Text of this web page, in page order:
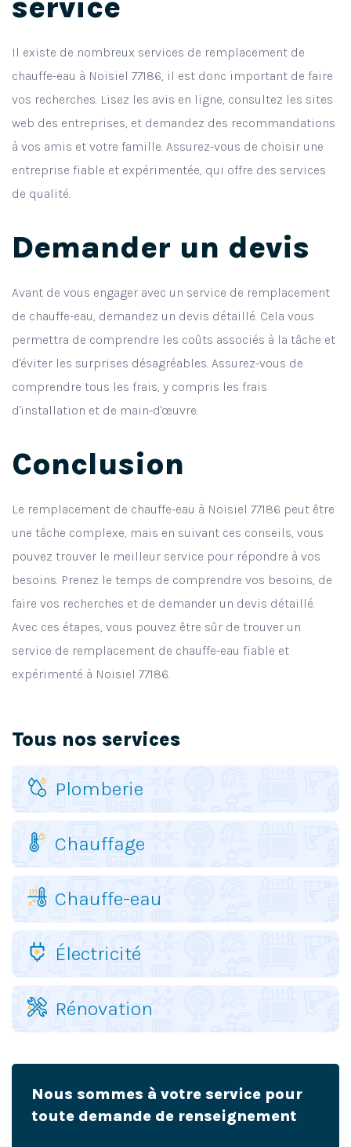
Il existe de nombreux services de remplacement de
chauffe-eau à Noisiel 77186, il est donc important de faire
vos recherches. Lisez les avis en ligne, consultez les sites
web des entreprises, et demandez des recommandations
à vos amis et votre famille. Assurez-vous de choisir une
entreprise fiable et expérimentée, qui offre des services
de qualité.
Demander un devis
Avant de vous engager avec un service de remplacement
de chauffe-eau, demandez un devis détaillé. Cela vous
permettra de comprendre les coûts associés à la tâche et
d'éviter les surprises désagréables. Assurez-vous de
comprendre tous les frais, y compris les frais
d'installation et de main-d'œuvre.
Conclusion
Le remplacement de chauffe-eau à Noisiel 77186 peut être
une tâche complexe, mais en suivant ces conseils, vous
pouvez trouver le meilleur service pour répondre à vos
besoins. Prenez le temps de comprendre vos besoins, de
faire vos recherches et de demander un devis détaillé.
Avec ces étapes, vous pouvez être sûr de trouver un
service de remplacement de chauffe-eau fiable et
expérimenté à Noisiel 77186.
Tous nos services
Plomberie
Chauffage
Chauffe-eau
Électricité
Rénovation
Nous sommes à votre service pour
toute demande de renseignement